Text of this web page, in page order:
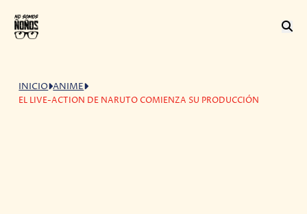
INICIO ANIME
EL LIVE-ACTION DE NARUTO COMIENZA SU PRODUCCIÓN